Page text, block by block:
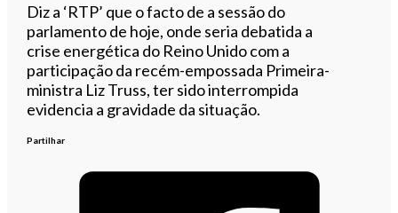
Diz a ‘RTP’ que o facto de a sessão do
parlamento de hoje, onde seria debatida a
crise energética do Reino Unido com a
participação da recém-empossada Primeira-
ministra Liz Truss, ter sido interrompida
evidencia a gravidade da situação.
Partilhar